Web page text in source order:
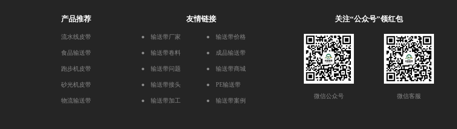
产品推荐
流水线皮带
食品输送带
跑步机皮带
砂光机皮带
物流输送带
友情链接
● 输送带厂家 ● 输送带价格
● 输送带卷料 ● 成品输送带
● 输送带问题 ● 输送带商城
● 输送带接头 ● PE输送带
● 输送带加工 ● 输送带案例
关注“公众号”领红包
微信公众号 微信客服